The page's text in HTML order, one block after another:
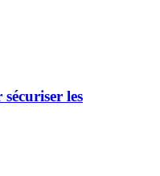
les